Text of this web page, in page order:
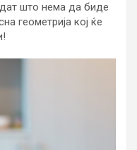
што нема да биде
геометрија кој ќе